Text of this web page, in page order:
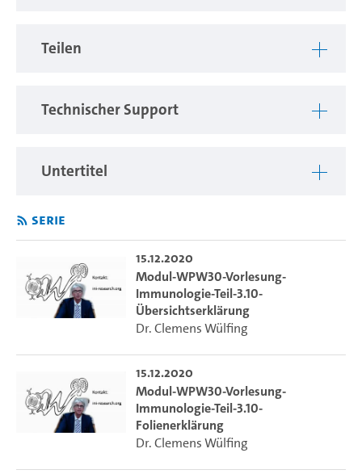
gehören, STiNE Veranstaltung Nr. 61-106 für Studierende
Teilen
Technischer Support
Untertitel
Serie
15.12.2020
Modul-WPW30-Vorlesung-
Immunologie-Teil-3.10-
Übersichtserklärung
Dr. Clemens Wülfing
15.12.2020
Modul-WPW30-Vorlesung-
Immunologie-Teil-3.10-
Folienerklärung
Dr. Clemens Wülfing